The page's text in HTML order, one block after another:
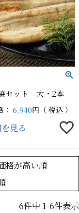
セット 大・2本
6,940 税込
見る
格が高い順
6件中 1-6件表示